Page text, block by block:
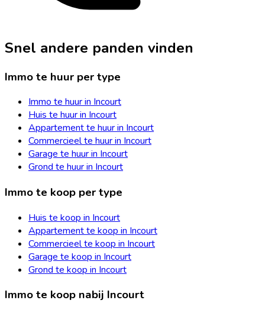
Snel andere panden vinden
Immo te huur per type
Immo te huur in Incourt
Huis te huur in Incourt
Appartement te huur in Incourt
Commercieel te huur in Incourt
Garage te huur in Incourt
Grond te huur in Incourt
Immo te koop per type
Huis te koop in Incourt
Appartement te koop in Incourt
Commercieel te koop in Incourt
Garage te koop in Incourt
Grond te koop in Incourt
Immo te koop nabij Incourt